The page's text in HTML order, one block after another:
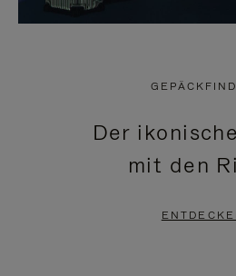
Der
mit den